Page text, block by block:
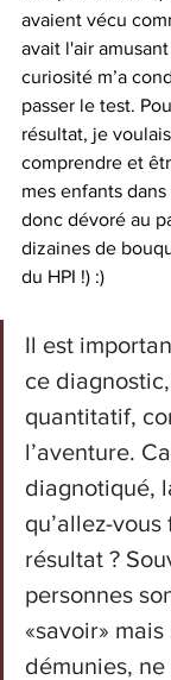
avaient vécu
avait l'air
curiosité m’a
passer le test.
résultat, je
comprendre et
mes enfants
donc dévoré au
dizaines de
du HPI !) :)
Il est
ce
quantitatif,
l’aventure.
diagnotiqué,
qu’allez-
résultat ?
personnes
«savoir»
démunies,